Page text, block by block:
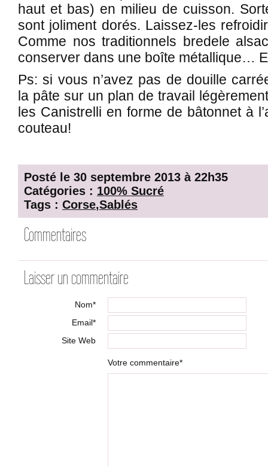
haut et bas) en milieu de cuisson.
sont joliment dorés. Laissez-les
Comme nos traditionnels bredele
conserver dans une boîte métallique…
Ps: si vous n’avez pas de douille
la pâte sur un plan de travail
les Canistrelli en forme de bâtonnet à
couteau!
Posté le 30 septembre 2013 à 22h35
Catégories : 100% Sucré
Tags : Corse,Sablés
Commentaires
Laisser un commentaire
Nom*
Email*
Site Web
Votre commentaire*